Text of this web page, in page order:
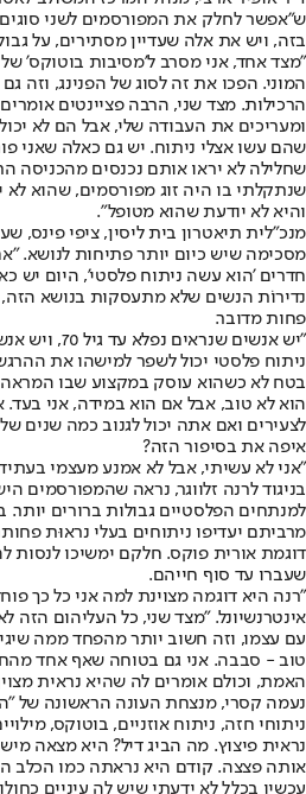
ש"אפשר לחלק את המפורסמים לשני
בזה, ויש את אלה שעדיין מסתירים, על
"מצד אחד, אני מסרב ל'מסיבות בוטוקס'
המוני. הפכו את זה לסוג של הפנינג, וזה
הרכילות. מצד שני, הרבה פציינטים
ומעריכים את העבודה שלי, אבל הם לא
שהם עשו אצלי ניתוח. יש גם כאלה שאני
שחלילה לא יראו אותם נכנסים מהכניסה
שנתקלתי בו היה זוג מפורסמים, שהוא לא
והיא לא יודעת שהוא מטופל".
מנכ"לית תיאטרון בית ליסין, ציפי פינס,
מסכימה שיש כיום יותר פתיחות לנושא.
חדרים 'הוא עשה ניתוח פלסטי', היום יש
נדירוֹת הנשים שלא מתעסקות בנושא
פחות מדובר.
"יש אנשים
ניתוח פלסטי יכול לשפר למישהו את
בטח לא כשהוא עוסק במקצוע שבו המראה
הוא לא טוב, אבל אם הוא במידה, אני בעד.
לצעירים ואם אתה יכול לגנוב כמה שנים
איפה את בסיפור הזה?
"אני לא עשיתי, אבל לא אמנע מעצמי
בניגוד לרנה זלווגר, נראה שהמפורסמים
למנתחים הפלסטיים גבולות ברורים יותר.
מרביתם יעדיפו ניתוחים בעלי נראוּת
דוגמת אורית פוקס. חלקם ימשיכו לנסות
שעברו עד סוף חייהם.
"רנה היא דוגמה מצוינת למה אני כל כך
אינטרנשיונל. "מצד שני, כל העליהום הזה
עם עצמו, וזה חשוב יותר מהפחד ממה
טוב - סבבה. אני גם בטוחה שאף אחד
האמת, וכולם אומרים לה שהיא נראית
נעמה קסרי, מנצחת העונה הראשונה של
ניתוחי חזה, ניתוח אוזניים, בוטוקס,
נראית פיצוץ. מה הביג דיל? היא מצאה
אותה פצצה. קודם היא נראתה כמו הכלב
עכשיו בכלל לא ידעתי שיש לה עיניים